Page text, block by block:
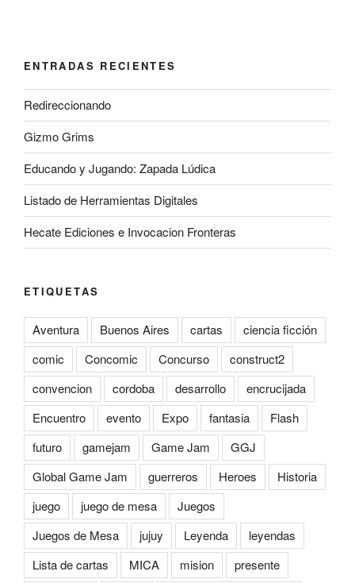
ENTRADAS RECIENTES
Redireccionando
Gizmo Grims
Educando y Jugando: Zapada Lúdica
Listado de Herramientas Digitales
Hecate Ediciones e Invocacion Fronteras
ETIQUETAS
Aventura Buenos Aires cartas
ciencia ficción
comic
Concomic Concurso
construct2
convencion
cordoba desarrollo
encrucijada
Encuentro
evento Expo fantasia
Flash
futuro
gamejam Game Jam
GGJ
Global Game Jam
guerreros Heroes
Historia
juego
juego de mesa
Juegos
Juegos de Mesa
jujuy Leyenda
leyendas
Lista de cartas
MICA mision presente